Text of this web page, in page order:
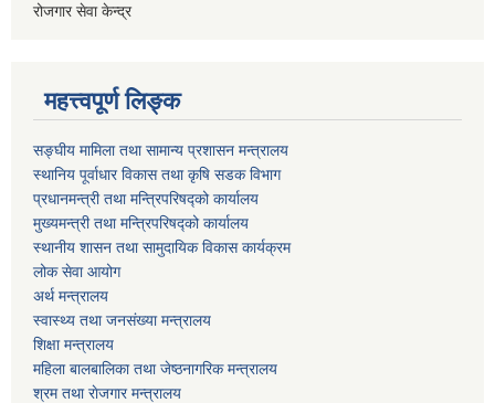
रोजगार सेवा केन्द्र
महत्त्वपूर्ण लिङ्क
सङ्घीय मामिला तथा सामान्य प्रशासन मन्त्रालय
स्थानिय पूर्वाधार विकास तथा कृषि सडक विभाग
प्रधानमन्त्री तथा मन्त्रिपरिषद्को कार्यालय
मुख्यमन्त्री तथा मन्त्रिपरिषद्को कार्यालय
स्थानीय शासन तथा सामुदायिक विकास कार्यक्रम
लोक सेवा आयोग
अर्थ मन्त्रालय
स्वास्थ्य तथा जनस‌ंख्या मन्त्रालय
शिक्षा मन्त्रालय
महिला बालबालिका तथा जेष्ठनागरिक मन्त्रालय
श्रम तथा राेजगार मन्त्रालय